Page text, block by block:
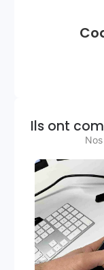
Ils ont